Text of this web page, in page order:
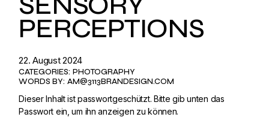
PERCEPTIONS
22. August 2024
CATEGORIES: PHOTOGRAPHY
WORDS BY: AM@3113BRANDESIGN.COM
Dieser Inhalt ist passwortgeschützt. Bitte gib unten das
Passwort ein, um ihn anzeigen zu können.